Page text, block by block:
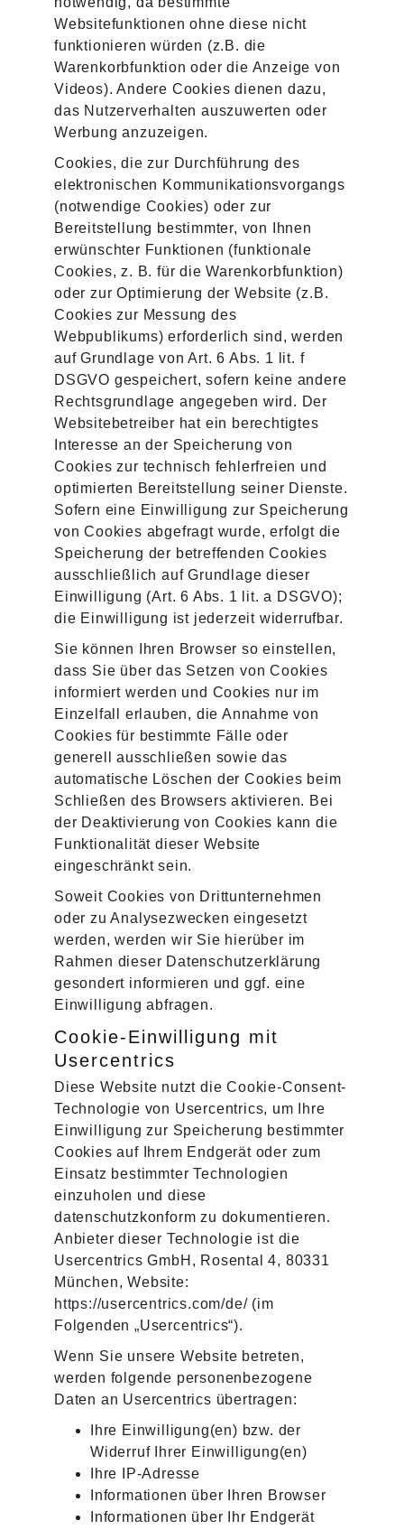
Websitefunktionen ohne diese nicht
funktionieren würden (z.B. die
Warenkorbfunktion oder die Anzeige von
Videos). Andere Cookies dienen dazu,
das Nutzerverhalten auszuwerten oder
Werbung anzuzeigen.
Cookies, die zur Durchführung des
elektronischen Kommunikationsvorgangs
(notwendige Cookies) oder zur
Bereitstellung bestimmter, von Ihnen
erwünschter Funktionen (funktionale
Cookies, z. B. für die Warenkorbfunktion)
oder zur Optimierung der Website (z.B.
Cookies zur Messung des
Webpublikums) erforderlich sind, werden
auf Grundlage von Art. 6 Abs. 1 lit. f
DSGVO gespeichert, sofern keine andere
Rechtsgrundlage angegeben wird. Der
Websitebetreiber hat ein berechtigtes
Interesse an der Speicherung von
Cookies zur technisch fehlerfreien und
optimierten Bereitstellung seiner Dienste.
Sofern eine Einwilligung zur Speicherung
von Cookies abgefragt wurde, erfolgt die
Speicherung der betreffenden Cookies
ausschließlich auf Grundlage dieser
Einwilligung (Art. 6 Abs. 1 lit. a DSGVO);
die Einwilligung ist jederzeit widerrufbar.
Sie können Ihren Browser so einstellen,
dass Sie über das Setzen von Cookies
informiert werden und Cookies nur im
Einzelfall erlauben, die Annahme von
Cookies für bestimmte Fälle oder
generell ausschließen sowie das
automatische Löschen der Cookies beim
Schließen des Browsers aktivieren. Bei
der Deaktivierung von Cookies kann die
Funktionalität dieser Website
eingeschränkt sein.
Soweit Cookies von Drittunternehmen
oder zu Analysezwecken eingesetzt
werden, werden wir Sie hierüber im
Rahmen dieser Datenschutzerklärung
gesondert informieren und ggf. eine
Einwilligung abfragen.
Cookie-Einwilligung mit
Usercentrics
Diese Website nutzt die Cookie-Consent-
Technologie von Usercentrics, um Ihre
Einwilligung zur Speicherung bestimmter
Cookies auf Ihrem Endgerät oder zum
Einsatz bestimmter Technologien
einzuholen und diese
datenschutzkonform zu dokumentieren.
Anbieter dieser Technologie ist die
Usercentrics GmbH, Rosental 4, 80331
München, Website:
https://usercentrics.com/de/(im
Folgenden „Usercentrics“).
Wenn Sie unsere Website betreten,
werden folgende personenbezogene
Daten an Usercentrics übertragen:
Ihre Einwilligung(en) bzw. der
Widerruf Ihrer Einwilligung(en)
Ihre IP-Adresse
Informationen über Ihren Browser
Informationen über Ihr Endgerät